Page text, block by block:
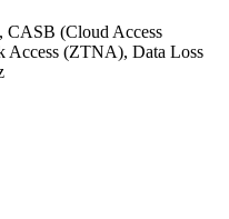
CASB (Cloud Access
Access (ZTNA), Data Loss